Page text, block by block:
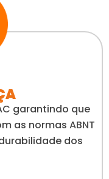
garantindo que
as normas ABNT
dos